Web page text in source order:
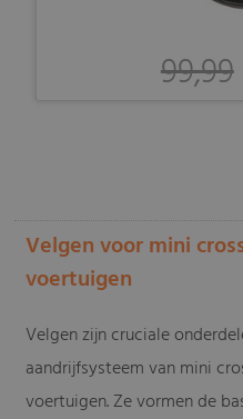
99,99
Velgen voor mini
voertuigen
Velgen zijn cruciale
aandrijfsysteem van mini
voertuigen. Ze vormen de